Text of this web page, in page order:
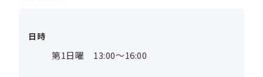
日時
第1日曜 13:00～16:00